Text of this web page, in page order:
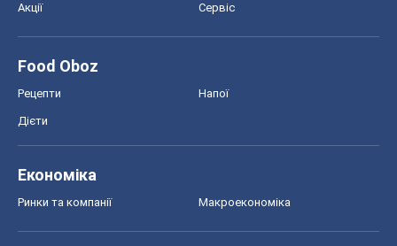
Акції Сервіс
Food Oboz
Рецепти Напої
Дієти
Економіка
Ринки та компанії Макроекономіка